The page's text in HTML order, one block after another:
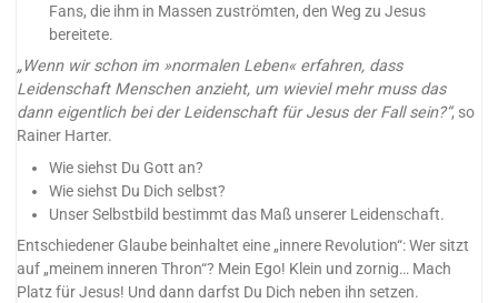
Fans, die ihm in Massen zuströmten, den Weg zu Jesus
bereitete.
„Wenn wir schon im »normalen Leben« erfahren, dass
Leidenschaft Menschen anzieht, um wieviel mehr muss das
dann eigentlich bei der Leidenschaft für Jesus der Fall sein?“, so
Rainer Harter.
Wie siehst Du Gott an?
Wie siehst Du Dich selbst?
Unser Selbstbild bestimmt das Maß unserer Leidenschaft.
Entschiedener Glaube beinhaltet eine „innere Revolution“: Wer sitzt
auf „meinem inneren Thron“? Mein Ego! Klein und zornig… Mach
Platz für Jesus! Und dann darfst Du Dich neben ihn setzen.